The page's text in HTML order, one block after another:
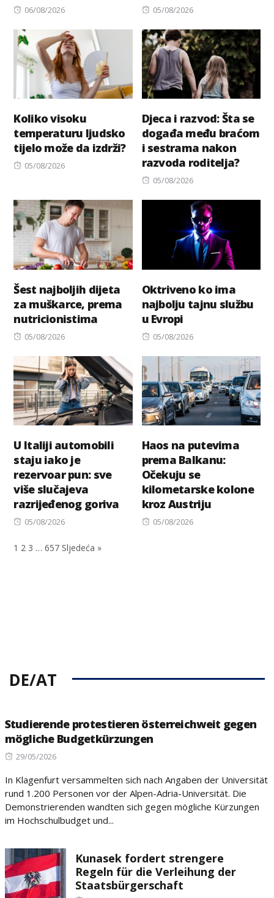
Posted
06/08/2026
Posted
05/08/2026
Koliko visoku
temperaturu ljudsko
tijelo može da izdrži?
Posted
05/08/2026
Djeca i razvod: Šta se
događa među braćom
i sestrama nakon
razvoda roditelja?
Posted
05/08/2026
Šest najboljih dijeta
za muškarce, prema
nutricionistima
Posted
05/08/2026
Oktriveno ko ima
najbolju tajnu službu
u Evropi
Posted
05/08/2026
U Italiji automobili
staju iako je
rezervoar pun: sve
više slučajeva
razrijeđenog goriva
Posted
05/08/2026
Haos na putevima
prema Balkanu:
Očekuju se
kilometarske kolone
kroz Austriju
Posted
05/08/2026
1 2 3 … 657 Sljedeća »
DE/AT
Studierende protestieren österreichweit gegen
mögliche Budgetkürzungen
Posted
29/05/2026
In Klagenfurt versammelten sich nach Angaben der Universität
rund 1.200 Personen vor der Alpen-Adria-Universität. Die
Demonstrierenden wandten sich gegen mögliche Kürzungen
im Hochschulbudget und...
Kunasek fordert strengere
Regeln für die Verleihung der
Staatsbürgerschaft